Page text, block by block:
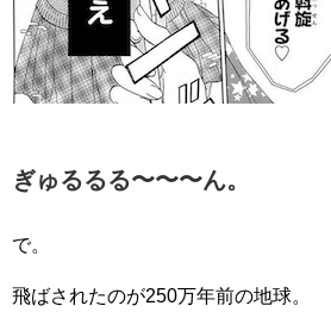
ぎゅるるる〜〜〜ん。
で。
飛ばされたのが250万年前の地球。